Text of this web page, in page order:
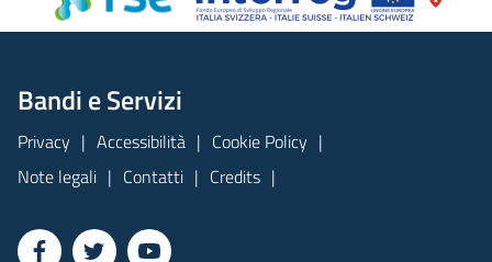
Bandi e Servizi
Privacy Accessibilità
Cookie Policy
Note legali
Contatti Credits